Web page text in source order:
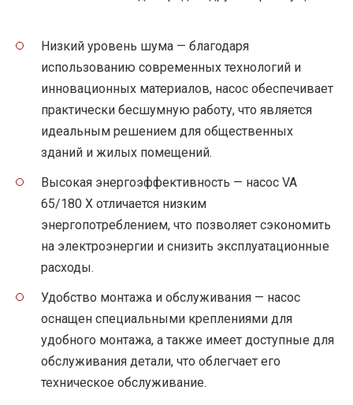
Низкий уровень шума — благодаря
использованию современных технологий и
инновационных материалов, насос обеспечивает
практически бесшумную работу, что является
идеальным решением для общественных
зданий и жилых помещений.
Высокая энергоэффективность — насос VA
65/180 X отличается низким
энергопотреблением, что позволяет сэкономить
на электроэнергии и снизить эксплуатационные
расходы.
Удобство монтажа и обслуживания — насос
оснащен специальными креплениями для
удобного монтажа, а также имеет доступные для
обслуживания детали, что облегчает его
техническое обслуживание.